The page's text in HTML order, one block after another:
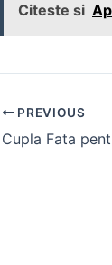
Citeste si
Post
navigation
PREVIOUS